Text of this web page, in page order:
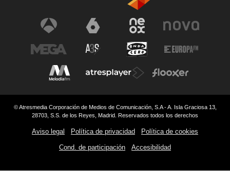
© Atresmedia Corporación de Medios de Comunicación, S.A - A. Isla Graciosa 13,
28703, S.S. de los Reyes, Madrid. Reservados todos los derechos
Aviso legal Política de privacidad Política de cookies
Cond. de participación Accesibilidad